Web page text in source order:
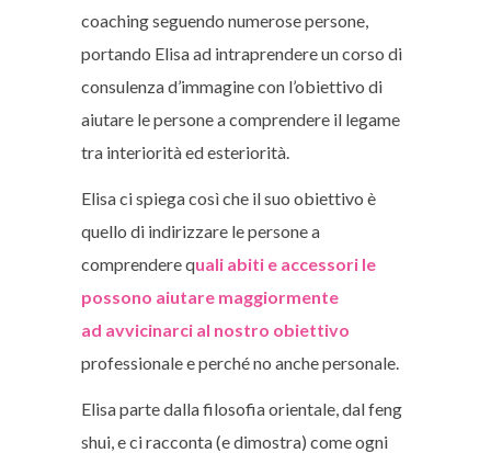
coaching seguendo numerose persone,
portando Elisa ad intraprendere un corso di
consulenza d’immagine con l’obiettivo di
aiutare le persone a comprendere il legame
tra interiorità ed esteriorità.
Elisa ci spiega così che il suo obiettivo è
quello di indirizzare le persone a
comprendere quali abiti e accessori le
possono aiutare maggiormente
ad avvicinarci al nostro obiettivo
professionale e perché no anche personale.
Elisa parte dalla filosofia orientale, dal feng
shui, e ci racconta (e dimostra) come ogni